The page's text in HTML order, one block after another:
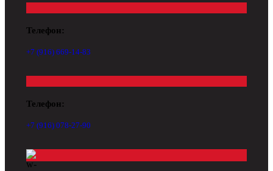
Телефон:
+7 (916) 669-14-83
Телефон:
+7 (916) 078-27-90